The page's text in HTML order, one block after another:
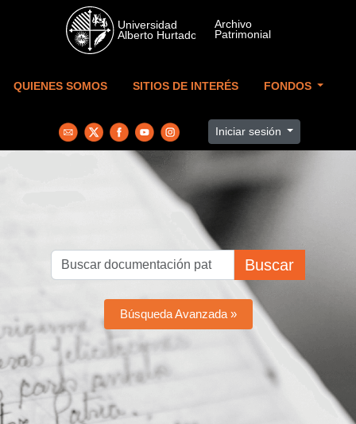
Skip to main content
QUIENES SOMOS SITIOS DE INTERÉS FONDOS
Iniciar sesión
Buscar
Búsqueda Avanzada »